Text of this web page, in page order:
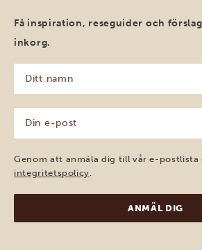
Få inspiration, reseguider och
inkorg.
namn
(Obligatoriskt)
post
(Obligatoriskt)
Genom att anmäla dig till vår e-postlista
integritetspolicy.